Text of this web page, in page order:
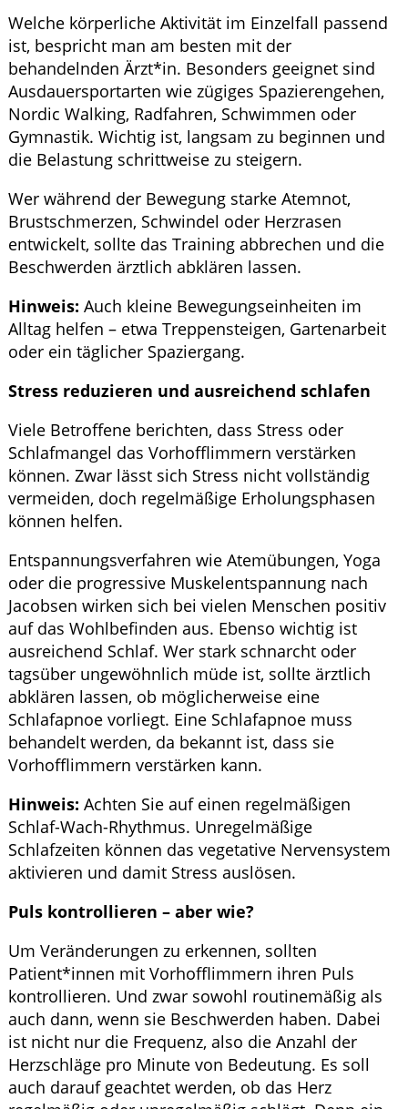
Welche körperliche Aktivität im Einzelfall passend
ist, bespricht man am besten mit der
behandelnden Ärzt*in. Besonders geeignet sind
Ausdauersportarten wie zügiges Spazierengehen,
Nordic Walking, Radfahren, Schwimmen oder
Gymnastik. Wichtig ist, langsam zu beginnen und
die Belastung schrittweise zu steigern.
Wer während der Bewegung starke Atemnot,
Brustschmerzen, Schwindel oder Herzrasen
entwickelt, sollte das Training abbrechen und die
Beschwerden ärztlich abklären lassen.
Hinweis: Auch kleine Bewegungseinheiten im
Alltag helfen – etwa Treppensteigen, Gartenarbeit
oder ein täglicher Spaziergang.
Stress reduzieren und ausreichend schlafen
Viele Betroffene berichten, dass Stress oder
Schlafmangel das Vorhofflimmern verstärken
können. Zwar lässt sich Stress nicht vollständig
vermeiden, doch regelmäßige Erholungsphasen
können helfen.
Entspannungsverfahren wie Atemübungen, Yoga
oder die progressive Muskelentspannung nach
Jacobsen wirken sich bei vielen Menschen positiv
auf das Wohlbefinden aus. Ebenso wichtig ist
ausreichend Schlaf. Wer stark schnarcht oder
tagsüber ungewöhnlich müde ist, sollte ärztlich
abklären lassen, ob möglicherweise eine
Schlafapnoe vorliegt. Eine Schlafapnoe muss
behandelt werden, da bekannt ist, dass sie
Vorhofflimmern verstärken kann.
Hinweis: Achten Sie auf einen regelmäßigen
Schlaf-Wach-Rhythmus. Unregelmäßige
Schlafzeiten können das vegetative Nervensystem
aktivieren und damit Stress auslösen.
Puls kontrollieren – aber wie?
Um Veränderungen zu erkennen, sollten
Patient*innen mit Vorhofflimmern ihren Puls
kontrollieren. Und zwar sowohl routinemäßig als
auch dann, wenn sie Beschwerden haben. Dabei
ist nicht nur die Frequenz, also die Anzahl der
Herzschläge pro Minute von Bedeutung. Es soll
auch darauf geachtet werden, ob das Herz